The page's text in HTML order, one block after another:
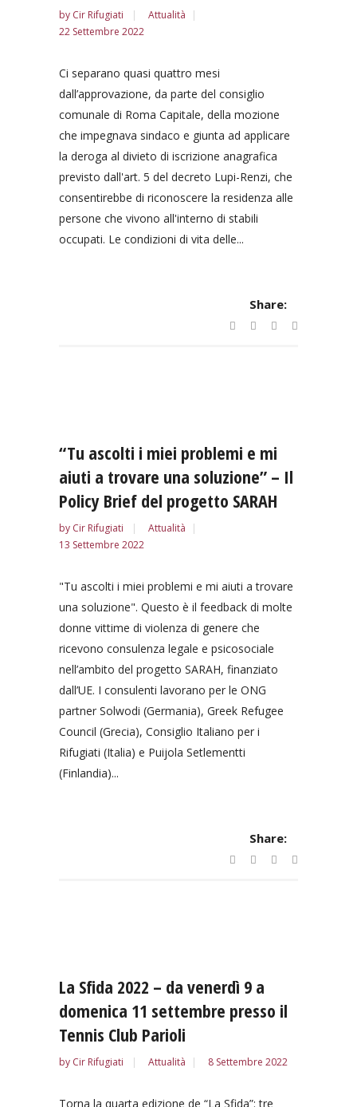
by Cir Rifugiati
Attualità
22 Settembre 2022
Ci separano quasi quattro mesi
dall’approvazione, da parte del consiglio
comunale di Roma Capitale, della mozione
che impegnava sindaco e giunta ad applicare
la deroga al divieto di iscrizione anagrafica
previsto dall'art. 5 del decreto Lupi-Renzi, che
consentirebbe di riconoscere la residenza alle
persone che vivono all'interno di stabili
occupati. Le condizioni di vita delle...
Share:
“Tu ascolti i miei problemi e mi
aiuti a trovare una soluzione” – Il
Policy Brief del progetto SARAH
by Cir Rifugiati
Attualità
13 Settembre 2022
"Tu ascolti i miei problemi e mi aiuti a trovare
una soluzione". Questo è il feedback di molte
donne vittime di violenza di genere che
ricevono consulenza legale e psicosociale
nell’ambito del progetto SARAH, finanziato
dall’UE. I consulenti lavorano per le ONG
partner Solwodi (Germania), Greek Refugee
Council (Grecia), Consiglio Italiano per i
Rifugiati (Italia) e Puijola Setlementti
(Finlandia)...
Share:
La Sfida 2022 – da venerdì 9 a
domenica 11 settembre presso il
Tennis Club Parioli
by Cir Rifugiati Attualità 8 Settembre 2022
Torna la quarta edizione de “La Sfida”: tre